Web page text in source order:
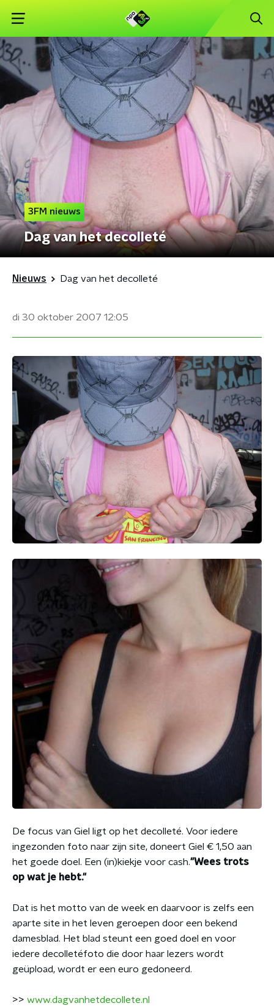
3FM nieuws
Dag van het decolleté
Nieuws Dag van het decolleté
di 30 oktober 2007 12:05
De focus van Giel ligt op het decolleté. Voor iedere
ingezonden foto naar zijn site, doneert Giel € 1,50 aan
het goede doel. Een (in)kiekje voor cash."Wees trots
op wat je hebt."
Dat is het motto van de week en daarvoor is zelfs een
aparte site in het leven geroepen door een bekend
damesblad. Het blad steunt een goed doel en voor
iedere decolletéfoto die door haar lezers wordt
geüpload, wordt er een euro gedoneerd.
>> www.dagvanhetdecollete.nl